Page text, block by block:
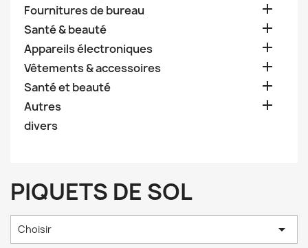
Fournitures de bureau 
Santé & beauté 
Appareils électroniques 
Vêtements & accessoires 
Santé et beauté 
Autres 
divers
PIQUETS DE SOL
Choisir 